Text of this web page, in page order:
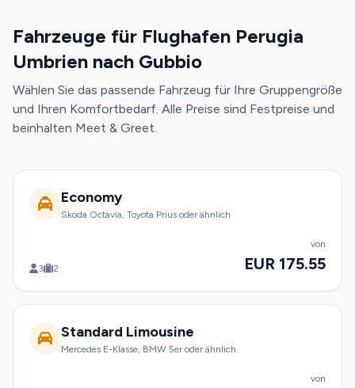
Fahrzeuge für Flughafen Perugia
Umbrien nach Gubbio
Wählen Sie das passende Fahrzeug für Ihre Gruppengröße
und Ihren Komfortbedarf. Alle Preise sind Festpreise und
beinhalten Meet & Greet.
Economy
Skoda Octavia, Toyota Prius oder ähnlich
3 2
von
EUR 175.55
Standard Limousine
Mercedes E-Klasse, BMW 5er oder ähnlich
von